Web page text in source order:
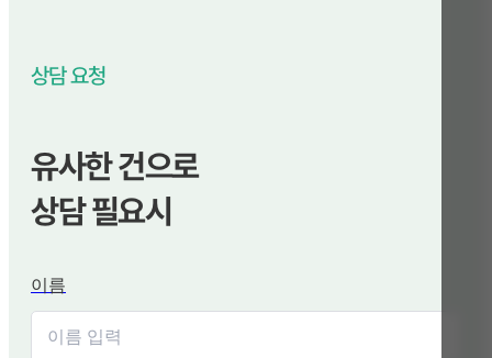
상담 요청
유사한 건으로
상담 필요시
이름